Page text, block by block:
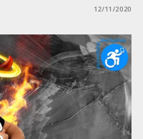
12/11/2020